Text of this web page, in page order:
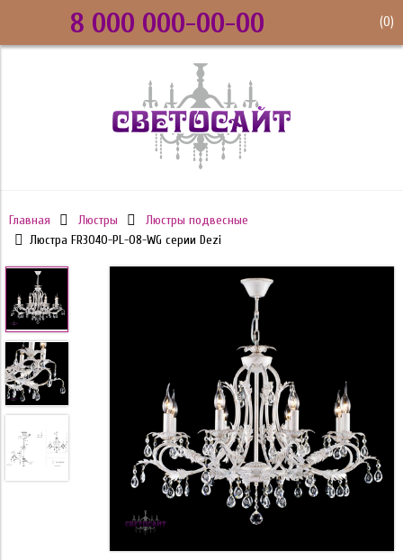
8 000 000-00-00 (0)
Главная Люстры
Люстры подвесные
Люстра FR3040-PL-08-WG серии Dezi